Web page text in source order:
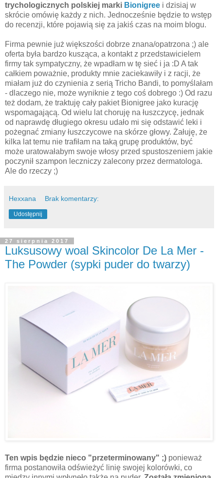
trychologicznych polskiej marki Bionigree i dzisiaj w
skrócie omówię każdy z nich. Jednocześnie będzie to wstęp
do recenzji, które pojawią się za jakiś czas na moim blogu.
Firma pewnie już większości dobrze znana/opatrzona ;) ale
oferta była bardzo kusząca, a kontakt z przedstawicielem
firmy tak sympatyczny, że wpadłam w tę sieć i ja :D A tak
całkiem poważnie, produkty mnie zaciekawiły i z racji, że
miałam już do czynienia z serią Tricho Bandi, to pomyślałam
- dlaczego nie, może wyniknie z tego coś dobrego :) Od razu
też dodam, że traktuję cały pakiet Bionigree jako kurację
wspomagającą. Od wielu lat choruję na łuszczycę, jednak
od naprawdę długiego okresu udało mi się odstawić leki i
pożegnać zmiany łuszczycowe na skórze głowy. Żałuję, że
kilka lat temu nie trafiłam na taką grupę produktów, być
może uratowałabym swoje włosy przed spustoszeniem jakie
poczynił szampon leczniczy zalecony przez dermatologa.
Ale do rzeczy ;)
Hexxana Brak komentarzy:
Udostępnij
27 sierpnia 2017
Luksusowy woal Skincolor De La Mer -
The Powder (sypki puder do twarzy)
Ten wpis będzie nieco "przeterminowany" ;) ponieważ
firma postanowiła odświeżyć linię swojej kolorówki, co